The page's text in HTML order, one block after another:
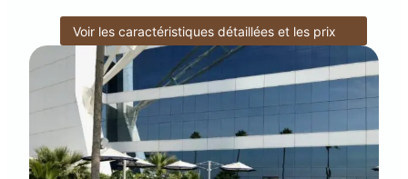
Voir les caractéristiques détaillées et les prix